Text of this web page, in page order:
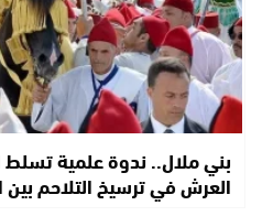
بني ملال.. ندوة علمية
العرش في ترسيخ التلاحم